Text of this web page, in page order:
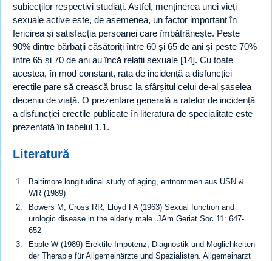
subiecților respectivi studiați. Astfel, menținerea unei vieți
sexuale active este, de asemenea, un factor important în
fericirea și satisfacția persoanei care îmbătrânește. Peste
90% dintre bărbații căsătoriți între 60 și 65 de ani și peste 70%
între 65 și 70 de ani au încă relații sexuale [14]. Cu toate
acestea, în mod constant, rata de incidență a disfuncției
erectile pare să crească brusc la sfârșitul celui de-al șaselea
deceniu de viață. O prezentare generală a ratelor de incidență
a disfuncției erectile publicate în literatura de specialitate este
prezentată în tabelul 1.1.
Literatură
Baltimore longitudinal study of aging, entnommen aus USN &
WR (1989)
Bowers M, Cross RR, Lloyd FA (1963) Sexual function and
urologic disease in the elderly male. JAm Geriat Soc 11: 647-
652
Epple W (1989) Erektile Impotenz, Diagnostik und Möglichkeiten
der Therapie für Allgemeinärzte und Spezialisten. Allgemeinarzt